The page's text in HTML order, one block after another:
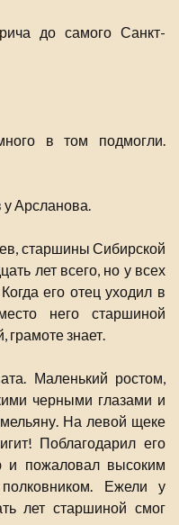
до самого Санкт-
в том подмогли.
у Арсланова.
старшины Сибирской
лет всего, но у всех
его отец уходил в
него старшиной
грамоте знает.
Маленький ростом,
черными глазами и
На левой щеке
Поблагодарил его
и пожаловал высоким
Ежели у
лет старшиной смог